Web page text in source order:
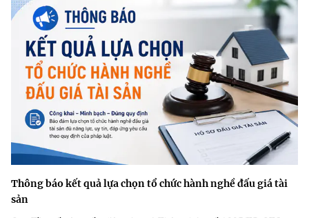
Thông báo kết quả lựa chọn tổ chức hành nghề đấu giá tài
sản